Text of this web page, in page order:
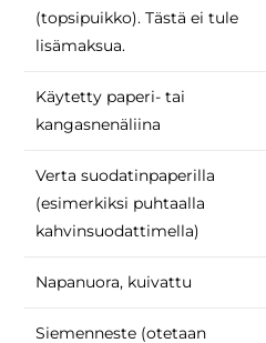
(topsipuikko). Tästä ei tule
lisämaksua.
Käytetty paperi- tai
kangasnenäliina
Verta suodatinpaperilla
(esimerkiksi puhtaalla
kahvinsuodattimella)
Napanuora, kuivattu
Siemenneste (otetaan